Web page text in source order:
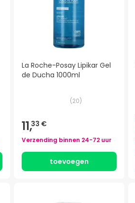
La Roche-Posay Lipikar Gel
de Ducha 1000ml
(20)
11,33 €
Verzending binnen 24-72 uur
toevoegen